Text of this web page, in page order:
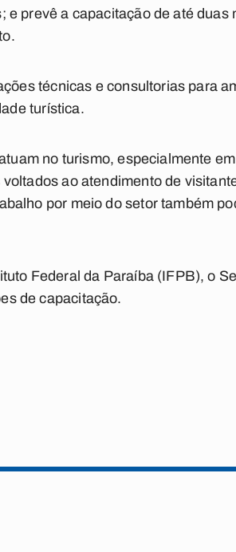
prevê a capacitação de até duas
técnicas e consultorias para
turística.
no turismo, especialmente
ao atendimento de
por meio do setor também
Federal da Paraíba (IFPB), o
de capacitação.